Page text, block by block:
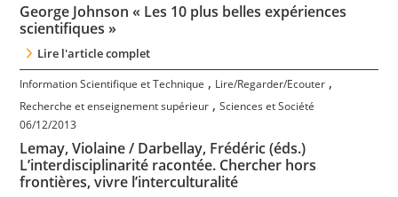
George Johnson « Les 10 plus belles expériences
scientifiques »
Lire l'article complet
Information Scientifique et Technique , Lire/Regarder/Ecouter ,
Recherche et enseignement supérieur ,Sciences et Société
06/12/2013
Lemay, Violaine / Darbellay, Frédéric (éds.)
L’interdisciplinarité racontée. Chercher hors
frontières, vivre l’interculturalité